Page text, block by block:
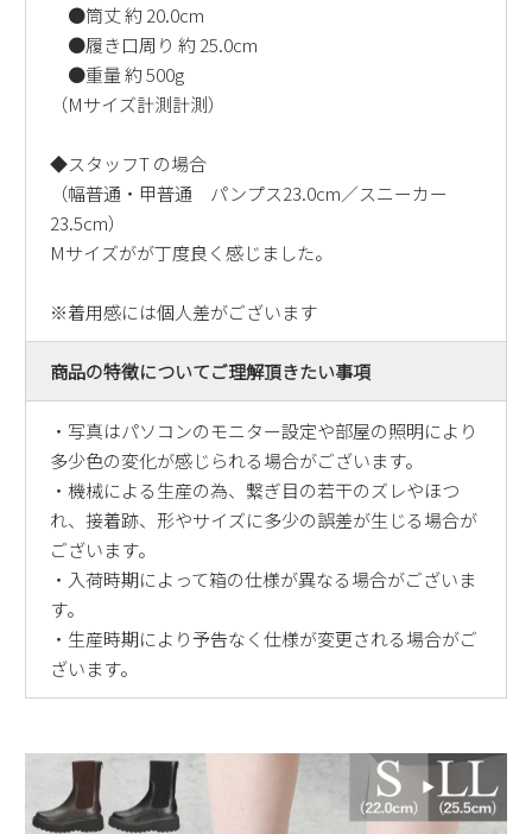
●筒丈 約 20.0cm
●履き口周り 約 25.0cm
●重量 約 500g
（Mサイズ計測計測）
◆スタッフT の場合
（幅普通・甲普通 パンプス23.0cm／スニーカー
23.5cm）
Mサイズがが丁度良く感じました。
※着用感には個人差がございます
商品の特徴についてご理解頂きたい事項
・写真はパソコンのモニター設定や部屋の照明により
多少色の変化が感じられる場合がございます。
・機械による生産の為、繋ぎ目の若干のズレやほつ
れ、接着跡、形やサイズに多少の誤差が生じる場合が
ございます。
・入荷時期によって箱の仕様が異なる場合がございま
す。
・生産時期により予告なく仕様が変更される場合がご
ざいます。